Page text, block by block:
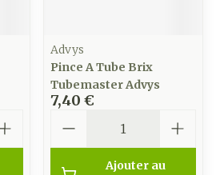
Advys
Pince A Tube Brix
Tubemaster Advys
7,40 €
Ajouter au